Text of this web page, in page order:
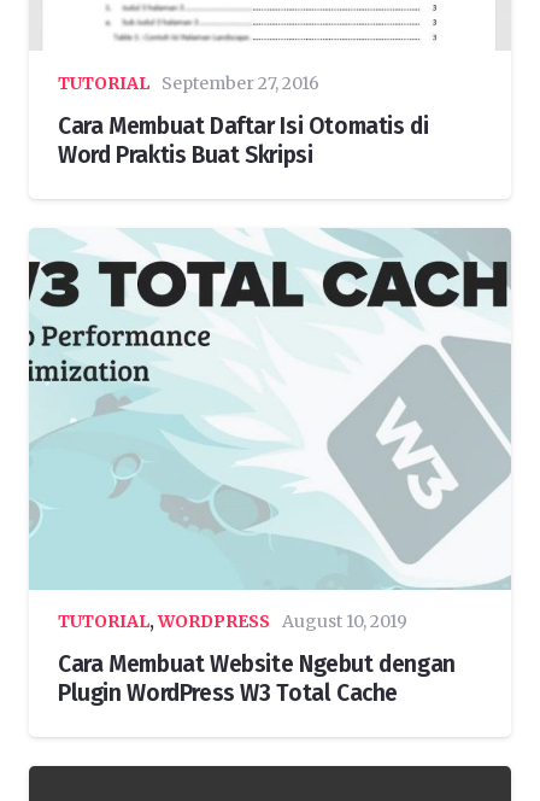
TUTORIAL September 27, 2016
Cara Membuat Daftar Isi Otomatis di
Word Praktis Buat Skripsi
TUTORIAL,WORDPRESS August 10, 2019
Cara Membuat Website Ngebut dengan
Plugin WordPress W3 Total Cache